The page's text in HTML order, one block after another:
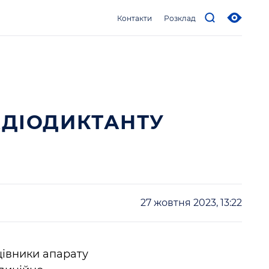
Контакти Розклад
27 жовтня 2023, 13:22
апарату